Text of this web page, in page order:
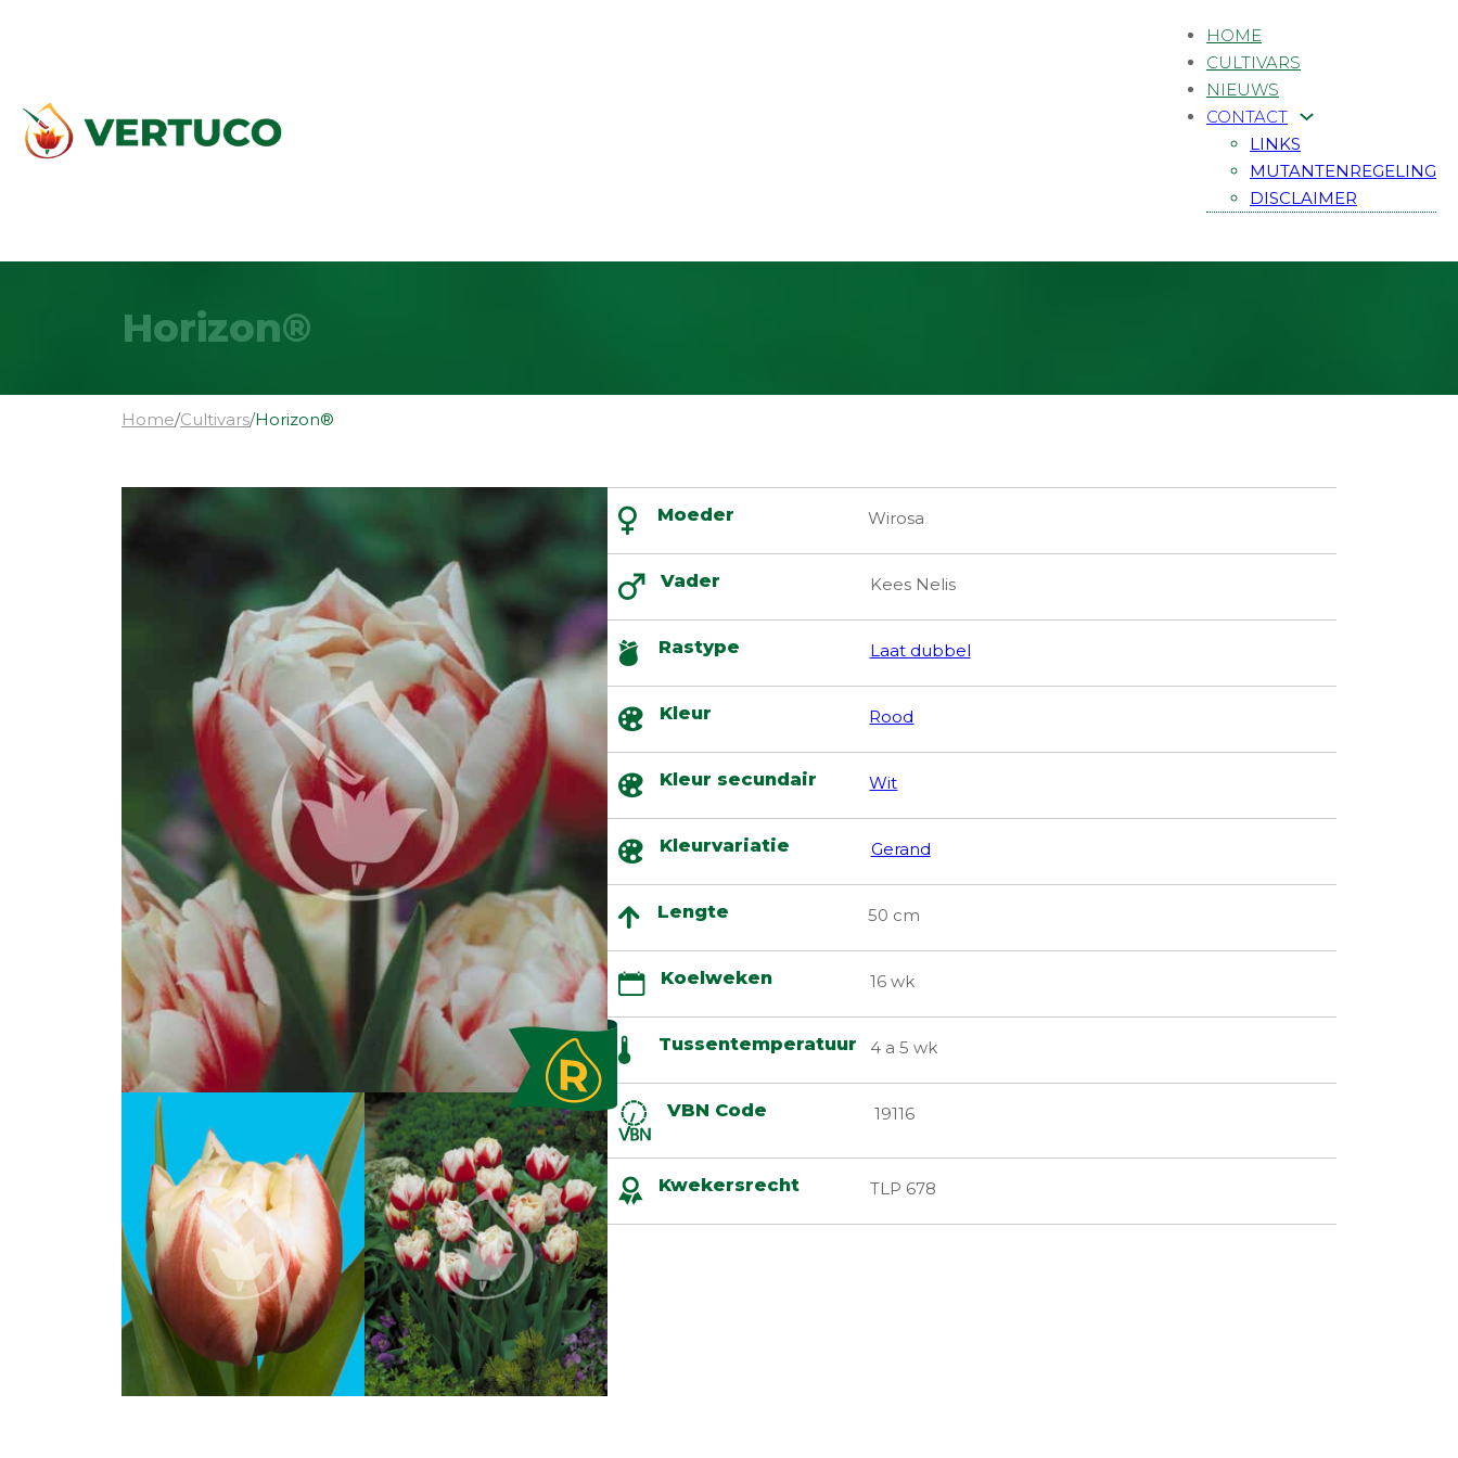
HOME
CULTIVARS
NIEUWS
CONTACT
LINKS
MUTANTENREGELING
DISCLAIMER
Horizon®
Home/Cultivars/Horizon®
Moeder Wirosa
Vader Kees Nelis
Rastype Laat dubbel
Kleur Rood
Kleur secundair Wit
Kleurvariatie Gerand
Lengte 50 cm
Koelweken 16 wk
Tussentemperatuur 4 a 5 wk
VBN Code 19116
Kwekersrecht TLP 678